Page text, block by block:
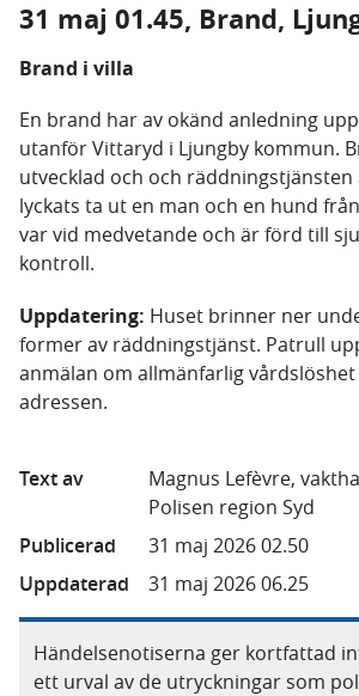
31 maj 01.45, Brand,
Brand i villa
En brand har av okänd anledning
utanför Vittaryd i Ljungby kommun.
utvecklad och och räddningstjänsten
lyckats ta ut en man och en hund
var vid medvetande och är förd till
kontroll.
Uppdatering: Huset brinner ner
former av räddningstjänst. Patrull
anmälan om allmänfarlig
adressen.
Text av
Magnus Lefèvre,
Polisen region Syd
Publicerad
31 maj 2026 02.50
Uppdaterad
31 maj 2026 06.25
Händelsenotiserna ger kortfattad
ett urval av de utryckningar som